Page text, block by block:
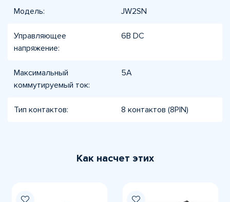
Модель: JW2SN
Управляющее
напряжение:
6В DC
Максимальный
коммутируемый ток:
5А
Тип контактов: 8 контактов (8PIN)
Как насчет этих